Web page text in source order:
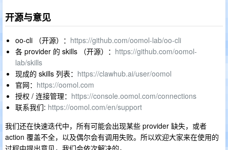
开源与意见
oo-cli （开源）： https://github.com/oomol-lab/oo-cli
各 provider 的 skills （开源）： https://github.com/oomol-
lab/skills
现成的 skills 列表： https://clawhub.ai/user/oomol
官网： https://oomol.com
授权 / 连接管理： https://console.oomol.com/connections
联系我们: https://oomol.com/en/support
我们还在快速迭代中，所有可能会出现某些 provider 缺失，或者
action 覆盖不全，以及偶尔会有调用失败。所以欢迎大家来在使用的
过程中提出意见，我们会依次解决的，